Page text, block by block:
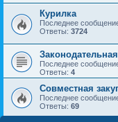
Курилка
Последнее
Ответы: 3724
Последнее
Ответы: 4
Совместная
Последнее
Ответы: 69